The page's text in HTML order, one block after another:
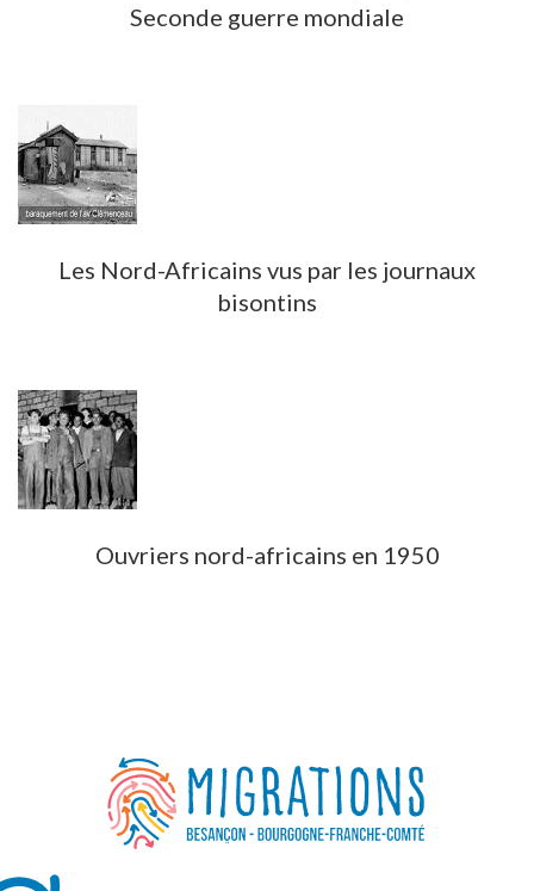
Seconde guerre mondiale
Les Nord-Africains vus par les journaux
bisontins
Ouvriers nord-africains en 1950